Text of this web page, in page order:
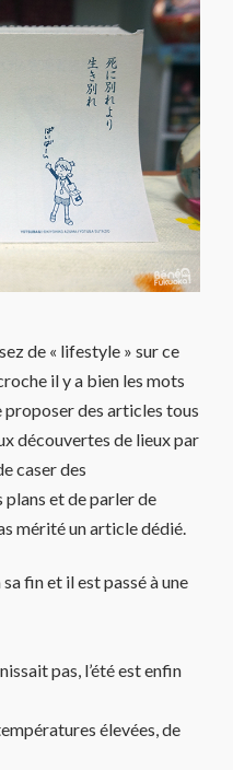
de « lifestyle » sur ce
il y a bien les mots
proposer des articles tous
découvertes de lieux par
caser des
et de parler de
mérité un article dédié.
fin et il est passé à une
pas, l’été est enfin
élevées, de